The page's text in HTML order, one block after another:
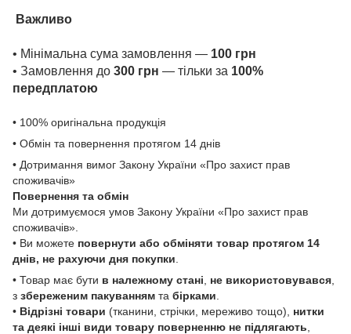
Важливо
• Мінімальна сума замовлення — 100 грн
• Замовлення до 300 грн — тільки за 100%
передплатою
• 100% оригінальна продукція
• Обмін та повернення протягом 14 днів
• Дотримання вимог Закону України «Про захист прав
споживачів»
Повернення та обмін
Ми дотримуємося умов Закону України «Про захист прав
споживачів».
• Ви можете повернути або обміняти товар протягом 14
днів, не рахуючи дня покупки
• Товар має бути в належному стані не використовувався
з збереженим пакуванням та бірками
• Відрізні товари (тканини, стрічки, мереживо тощо), нитки
та деякі інші види товару поверненню не підлягають